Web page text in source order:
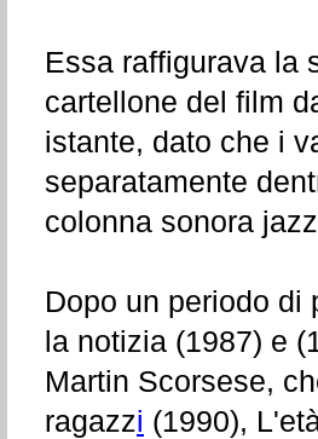
Essa raffigurava la
cartellone del film
istante, dato che i
separatamente
colonna sonora
Dopo un periodo di
la notizia (1987) e
Martin Scorsese,
ragazzi (1990),